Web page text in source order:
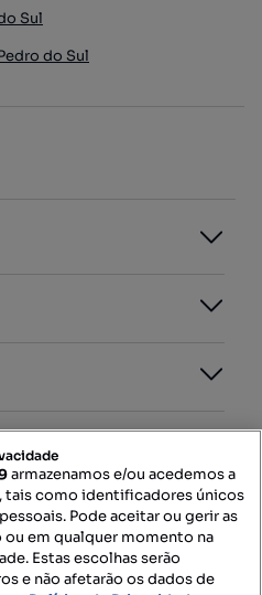
Sul
do Sul
armazenamos e/ou acedemos a
como identificadores únicos
Pode aceitar ou gerir as
ou em qualquer momento na
Estas escolhas serão
e não afetarão os dados de